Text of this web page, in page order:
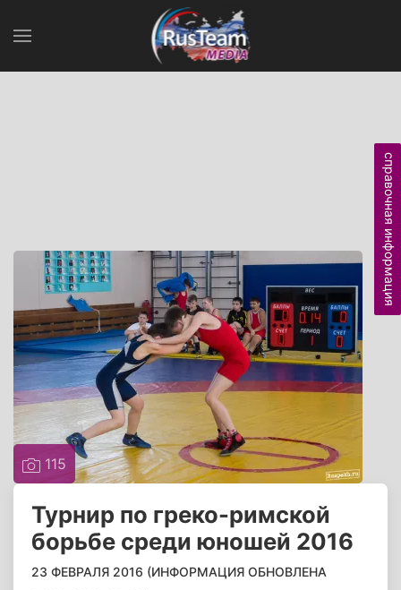
115
Турнир по греко-римской
борьбе среди юношей 2016
23 ФЕВРАЛЯ 2016 (ИНФОРМАЦИЯ ОБНОВЛЕНА
справочная информация